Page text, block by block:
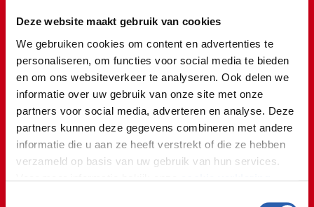
Deze website maakt gebruik van cookies
We gebruiken cookies om content en advertenties te
personaliseren, om functies voor social media te bieden
en om ons websiteverkeer te analyseren. Ook delen we
informatie over uw gebruik van onze site met onze
partners voor social media, adverteren en analyse. Deze
partners kunnen deze gegevens combineren met andere
informatie die u aan ze heeft verstrekt of die ze hebben
verzameld op basis van uw gebruik van hun services.